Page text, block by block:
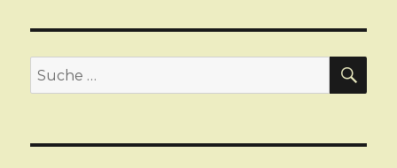
Suche
nach: